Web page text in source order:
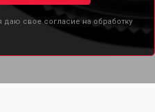
даю свое согласие на обработку